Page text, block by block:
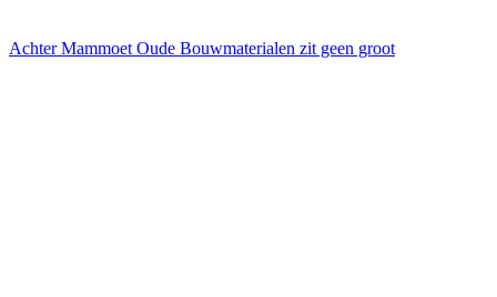
Achter Mammoet Oude Bouwmaterialen zit geen groot